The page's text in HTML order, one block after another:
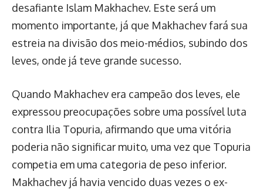
desafiante Islam Makhachev. Este será um
momento importante, já que Makhachev fará sua
estreia na divisão dos meio-médios, subindo dos
leves, onde já teve grande sucesso.
Quando Makhachev era campeão dos leves, ele
expressou preocupações sobre uma possível luta
contra Ilia Topuria, afirmando que uma vitória
poderia não significar muito, uma vez que Topuria
competia em uma categoria de peso inferior.
Makhachev já havia vencido duas vezes o ex-